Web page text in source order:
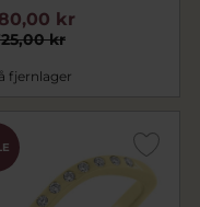
kr
kr
fjernlager